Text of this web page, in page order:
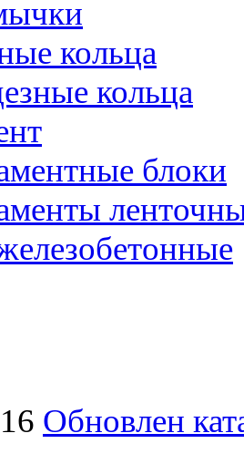
кольца
кольца
блоки
Обновлен